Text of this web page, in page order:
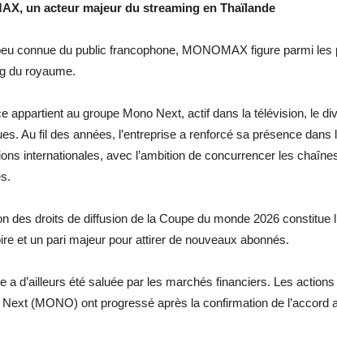
un acteur majeur du streaming en Thaïlande
connue du public francophone, MONOMAX figure parmi
du royaume.
appartient au groupe Mono Next, actif dans la télévision, le
Au fil des années, l’entreprise a renforcé sa présence
internationales, avec l’ambition de concurrencer les
des droits de diffusion de la Coupe du monde 2026 constitue
et un pari majeur pour attirer de nouveaux abonnés.
a d’ailleurs été saluée par les marchés financiers. Les
(MONO) ont progressé après la confirmation de l’accord